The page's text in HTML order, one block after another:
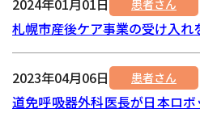
2024年01月01日 患者さん
札幌市産後ケア事業の受け入れ
2023年04月06日 患者さん
道免呼吸器外科医長が日本ロ